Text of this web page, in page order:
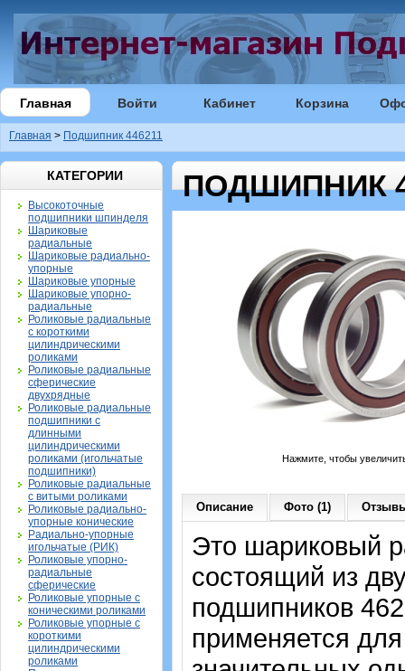
Главная Войти Кабинет Корзина
Главная > Подшипник 446211
КАТЕГОРИИ
Высокоточные
подшипники шпинделя
Шариковые
радиальные
Шариковые радиально-
упорные
Шариковые упорные
Шариковые упорно-
радиальные
Роликовые радиальные
с короткими
цилиндрическими
роликами
Роликовые радиальные
сферические
двухрядные
Роликовые радиальные
подшипники с
длинными
цилиндрическими
роликами (игольчатые
подшипники)
Роликовые радиальные
с витыми роликами
Роликовые радиально-
упорные конические
Радиально-упорные
игольчатые (РИК)
Роликовые упорно-
радиальные
сферические
Роликовые упорные с
коническими роликами
Роликовые упорные с
короткими
цилиндрическими
роликами
ПОДШИПНИК
Нажмите, чтобы
Описание Фото (1)
Это шариковый
состоящий из
подшипников
применяется